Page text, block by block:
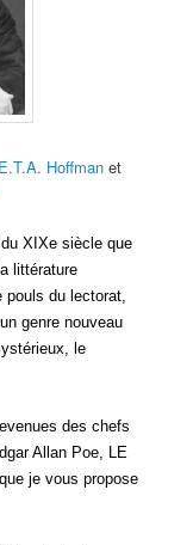
E.T.A. Hoffmanet
XIXe siècle que
littérature
pouls du lectorat,
genre nouveau
le
des chefs
Allan Poe, LE
je vous propose